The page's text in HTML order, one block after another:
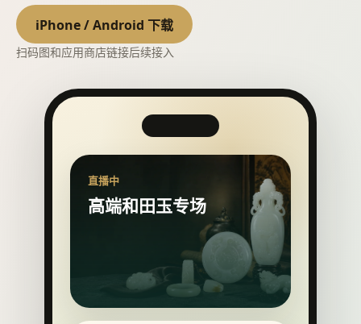
iPhone / Android 下载
扫码图和应用商店链接后续接入
直播中
高端和田玉专场